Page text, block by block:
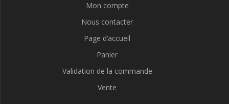
Mon compte
Nous contacter
Page d’accueil
Panier
Validation de la commande
Vente